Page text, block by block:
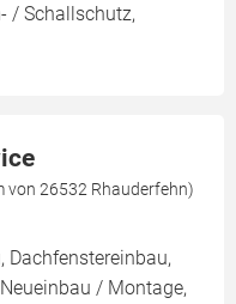
/ Schallschutz,
von 26532 Rhauderfehn)
Dachfenstereinbau,
/ Montage,